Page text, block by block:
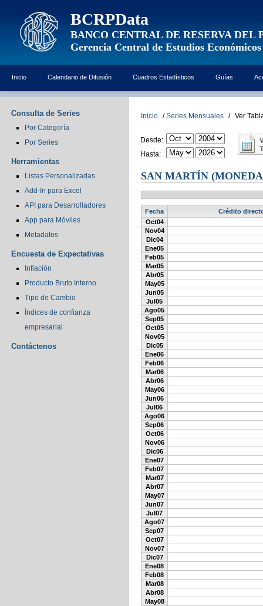
BCRPData
BANCO CENTRAL DE RESERVA DEL
Gerencia Central de Estudios Económicos
Inicio Calendario de Difusión Cuadros Estadísticos Guías
Consulta de Series
Por Categoría
Por Series
Herramientas
Listas Personalizadas
Add-In para Excel
API para Desarrolladores
App para Móviles
Metadatos
Encuesta de Expectativas
Inflación
Producto Bruto Interno
Tipo de Cambio
Índices de confianza
empresarial
Contáctenos
Inicio / Series Mensuales / Ver
Desde:
Hasta:
SAN MARTÍN
Fecha
Crédito
Oct04
Nov04
Dic04
Ene05
Feb05
Mar05
Abr05
May05
Jun05
Jul05
Ago05
Sep05
Oct05
Nov05
Dic05
Ene06
Feb06
Mar06
Abr06
May06
Jun06
Jul06
Ago06
Sep06
Oct06
Nov06
Dic06
Ene07
Feb07
Mar07
Abr07
May07
Jun07
Jul07
Ago07
Sep07
Oct07
Nov07
Dic07
Ene08
Feb08
Mar08
Abr08
May08